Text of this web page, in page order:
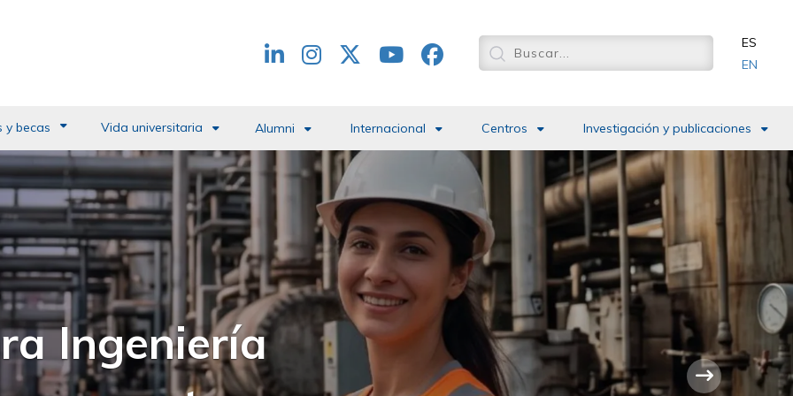
Redes
ES
EN
y becas Vida universitaria Alumni Internacional Centros Investigación y publicaciones
Campus de la